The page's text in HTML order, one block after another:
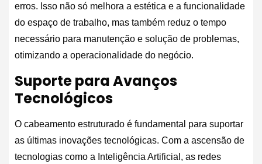
erros. Isso não só melhora a estética e a funcionalidade
do espaço de trabalho, mas também reduz o tempo
necessário para manutenção e solução de problemas,
otimizando a operacionalidade do negócio.
Suporte para Avanços
Tecnológicos
O cabeamento estruturado é fundamental para suportar
as últimas inovações tecnológicas. Com a ascensão de
tecnologias como a Inteligência Artificial, as redes